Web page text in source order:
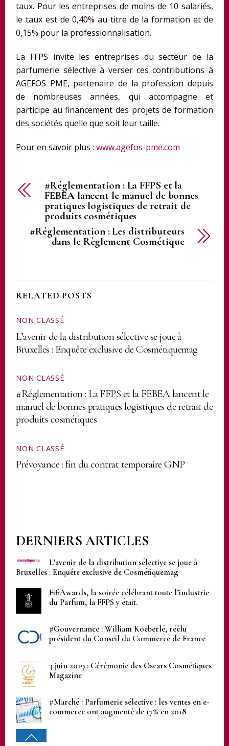
taux. Pour les entreprises de moins de 10 salariés,
le taux est de 0,40% au titre de la formation et de
0,15% pour la professionnalisation.
La FFPS invite les entreprises du secteur de la
parfumerie sélective à verser ces contributions à
AGEFOS PME, partenaire de la profession depuis
de nombreuses années, qui accompagne et
participe au financement des projets de formation
des sociétés quelle que soit leur taille.
Pour en savoir plus :www.agefos-pme.com
#Réglementation : La FFPS et la
FEBEA lancent le manuel de bonnes
pratiques logistiques de retrait de
produits cosmétiques
#Réglementation : Les distributeurs
dans le Règlement Cosmétique
RELATED POSTS
NON CLASSÉ
L’avenir de la distribution sélective se joue à
Bruxelles : Enquête exclusive de Cosmétiquemag
NON CLASSÉ
#Réglementation : La FFPS et la FEBEA lancent le
manuel de bonnes pratiques logistiques de retrait de
produits cosmétiques
NON CLASSÉ
Prévoyance : fin du contrat temporaire GNP
DERNIERS ARTICLES
L’avenir de la distribution sélective se joue à
Bruxelles : Enquête exclusive de Cosmétiquemag
FifiAwards, la soirée célébrant toute l’industrie
du Parfum, la FFPS y était.
#Gouvernance : William Koeberlé, réélu
président du Conseil du Commerce de France
3 juin 2019 : Cérémonie des Oscars Cosmétiques
Magazine
#Marché : Parfumerie sélective : les ventes en e-
commerce ont augmenté de 17% en 2018